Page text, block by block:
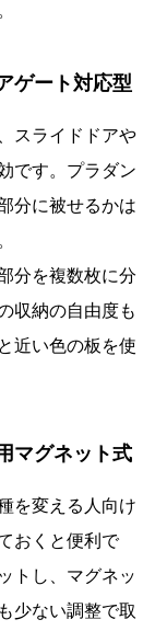
ゲート対応型
スライドドアや
です。プラダン
分に被せるかは
分を複数枚に分
収納の自由度も
近い色の板を使
マグネット式
を変える人向け
おくと便利で
トし、マグネッ
少ない調整で取